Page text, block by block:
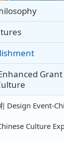
Design Event-
Culture